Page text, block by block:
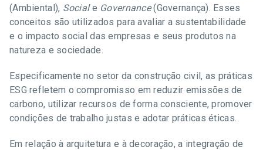
(Ambiental), Sociale Governance(Governança). Esses
conceitos são utilizados para avaliar a sustentabilidade
e o impacto social das empresas e seus produtos na
natureza e sociedade.
Especificamente no setor da construção civil, as práticas
ESG refletem o compromisso em reduzir emissões de
carbono, utilizar recursos de forma consciente, promover
condições de trabalho justas e adotar práticas éticas.
Em relação à arquitetura e à decoração, a integração de